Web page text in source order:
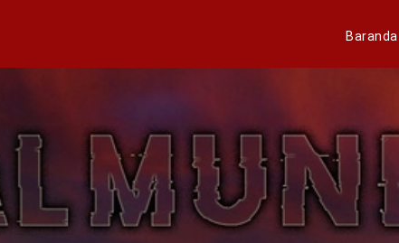
Baranda